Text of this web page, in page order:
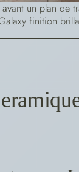
un plan de
finition